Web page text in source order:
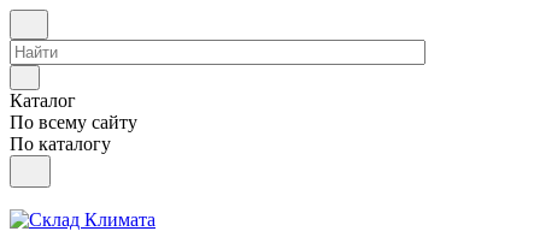
Каталог
По всему сайту
По каталогу